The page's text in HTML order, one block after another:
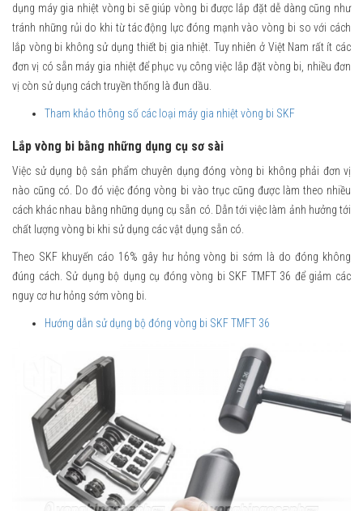
dụng máy gia nhiệt vòng bi sẽ giúp vòng bi được lắp đặt dễ dàng cũng như
tránh những rủi do khi từ tác động lực đóng mạnh vào vòng bi so với cách
lắp vòng bi không sử dụng thiết bị gia nhiệt. Tuy nhiên ở Việt Nam rất ít các
đơn vị có sẵn máy gia nhiệt để phục vụ công việc lắp đặt vòng bi, nhiều đơn
vị còn sử dụng cách truyền thống là đun dầu.
Tham khảo thông số các loại máy gia nhiệt vòng bi SKF
Lắp vòng bi bằng những dụng cụ sơ sài
Việc sử dụng bộ sản phẩm chuyên dụng đóng vòng bi không phải đơn vị
nào cũng có. Do đó việc đóng vòng bi vào trục cũng được làm theo nhiều
cách khác nhau bằng những dụng cụ sẵn có. Dẫn tới việc làm ảnh hưởng tới
chất lượng vòng bi khi sử dụng các vật dụng sẵn có.
Theo SKF khuyến cáo 16% gây hư hỏng vòng bi sớm là do đóng không
đúng cách. Sử dụng bộ dụng cụ đóng vòng bi SKF TMFT 36 để giảm các
nguy cơ hư hỏng sớm vòng bi.
Hướng dẫn sử dụng bộ đóng vòng bi SKF TMFT 36